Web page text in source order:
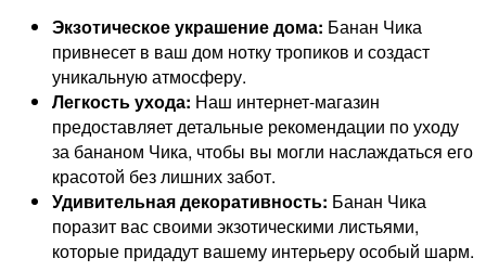
Экзотическое украшение дома: Банан Чика
привнесет в ваш дом нотку тропиков и создаст
уникальную атмосферу.
Легкость ухода: Наш интернет-магазин
предоставляет детальные рекомендации по уходу
за бананом Чика, чтобы вы могли наслаждаться его
красотой без лишних забот.
Удивительная декоративность: Банан Чика
поразит вас своими экзотическими листьями,
которые придадут вашему интерьеру особый шарм.